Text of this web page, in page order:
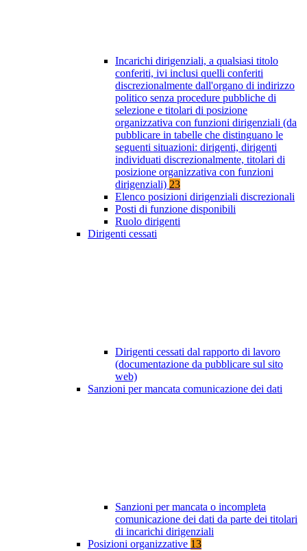
Incarichi dirigenziali, a qualsiasi titolo
conferiti, ivi inclusi quelli conferiti
discrezionalmente dall'organo di indirizzo
politico senza procedure pubbliche di
selezione e titolari di posizione
organizzativa con funzioni dirigenziali (da
pubblicare in tabelle che distinguano le
seguenti situazioni: dirigenti, dirigenti
individuati discrezionalmente, titolari di
posizione organizzativa con funzioni
dirigenziali) 23
Elenco posizioni dirigenziali discrezionali
Posti di funzione disponibili
Ruolo dirigenti
Dirigenti cessati
Dirigenti cessati dal rapporto di lavoro
(documentazione da pubblicare sul sito
web)
Sanzioni per mancata comunicazione dei dati
Sanzioni per mancata o incompleta
comunicazione dei dati da parte dei titolari
di incarichi dirigenziali
Posizioni organizzative 13